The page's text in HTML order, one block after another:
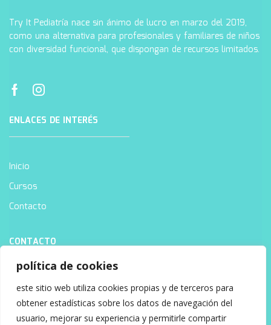
política de cookies
este sitio web utiliza cookies propias y de terceros para
obtener estadísticas sobre los datos de navegación del
usuario, mejorar su experiencia y permitirle compartir
Try It Pediatría nace sin ánimo de lucro en marzo del 2019,
como una alternativa para profesionales y familiares de niños
con diversidad funcional, que dispongan de recursos limitados.
ENLACES DE INTERÉS
Inicio
Cursos
Contacto
CONTACTO
8:00am a 6:00pm
info@tryitpediatria.com